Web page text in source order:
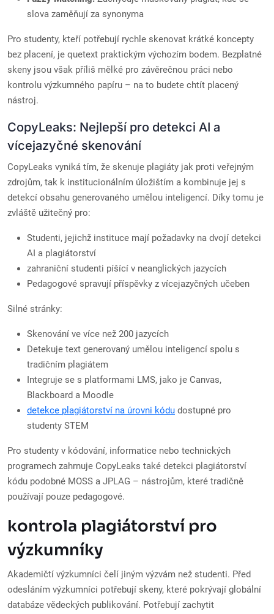
slova zaměňují za synonyma
Pro studenty, kteří potřebují rychle skenovat krátké koncepty
bez placení, je quetext praktickým výchozím bodem. Bezplatné
skeny jsou však příliš mělké pro závěrečnou práci nebo
kontrolu výzkumného papíru – na to budete chtít placený
nástroj.
CopyLeaks: Nejlepší pro detekci AI a
vícejazyčné skenování
CopyLeaks vyniká tím, že skenuje plagiáty jak proti veřejným
zdrojům, tak k institucionálním úložištím a kombinuje jej s
detekcí obsahu generovaného umělou inteligencí. Díky tomu je
zvláště užitečný pro:
Studenti, jejichž instituce mají požadavky na dvojí detekci
AI a plagiátorství
zahraniční studenti píšící v neanglických jazycích
Pedagogové spravují příspěvky z vícejazyčných učeben
Silné stránky:
Skenování ve více než 200 jazycích
Detekuje text generovaný umělou inteligencí spolu s
tradičním plagiátem
Integruje se s platformami LMS, jako je Canvas,
Blackboard a Moodle
detekce plagiátorství na úrovni kódu dostupné pro
studenty STEM
Pro studenty v kódování, informatice nebo technických
programech zahrnuje CopyLeaks také detekci plagiátorství
kódu podobné MOSS a JPLAG – nástrojům, které tradičně
používají pouze pedagogové.
kontrola plagiátorství pro
výzkumníky
Akademičtí výzkumníci čelí jiným výzvám než studenti. Před
odesláním výzkumníci potřebují skeny, které pokrývají globální
databáze vědeckých publikování. Potřebují zachytit